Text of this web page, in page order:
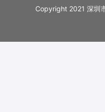
Copyright 2021 深圳